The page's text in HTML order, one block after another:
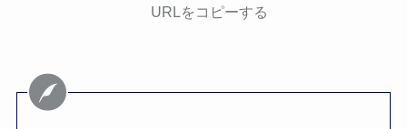
URLをコピーする